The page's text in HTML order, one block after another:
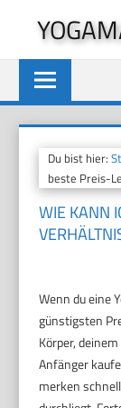
springen
Du bist hier:
beste Preis-
WIE KANN
Wenn du eine
günstigsten
Körper,
Anfänger
merken